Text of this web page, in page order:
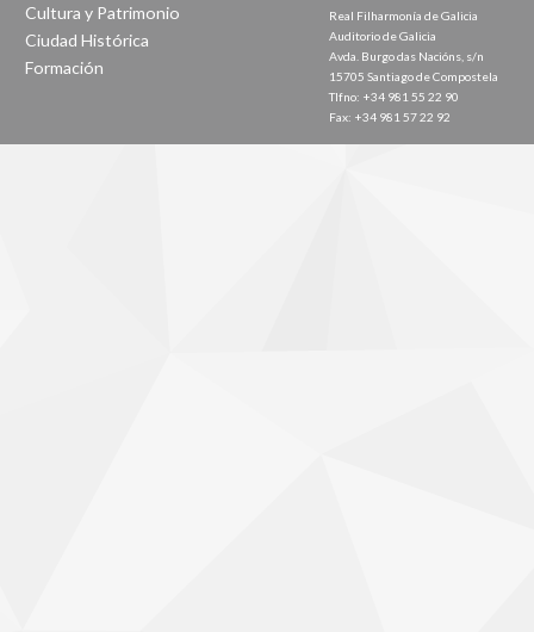
Cultura y Patrimonio
Ciudad Histórica
Formación
Real Filharmonía de Galicia
Auditorio de Galicia
Avda. Burgo das Nacións, s/n
15705 Santiago de Compostela
Tlfno: +34 981 55 22 90
Fax: +34 981 57 22 92